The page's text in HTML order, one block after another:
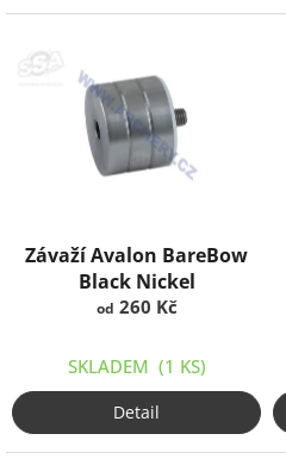
Závaží Avalon BareBow
Black Nickel
od 260 Kč
SKLADEM (1 KS)
Detail